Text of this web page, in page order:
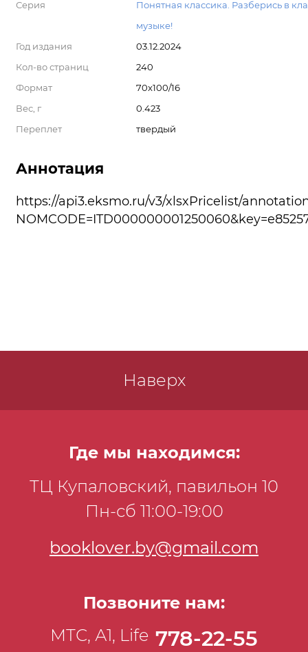
Серия
Понятная классика. Разберись в
музыке!
Год издания
03.12.2024
Кол-во страниц
240
Формат
70x100/16
Вес, г
0.423
Переплет
твердый
Аннотация
https://api3.eksmo.ru/v3/xlsxPricelist/
Наверх
Где мы находимся:
ТЦ Купаловский, павильон 10
Пн-сб 11:00-19:00
booklover.by@gmail.com
Позвоните нам:
МТС, А1, Life 778-22-55